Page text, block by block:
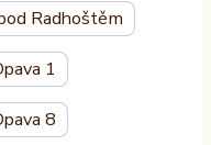
Radhoštěm
1
8